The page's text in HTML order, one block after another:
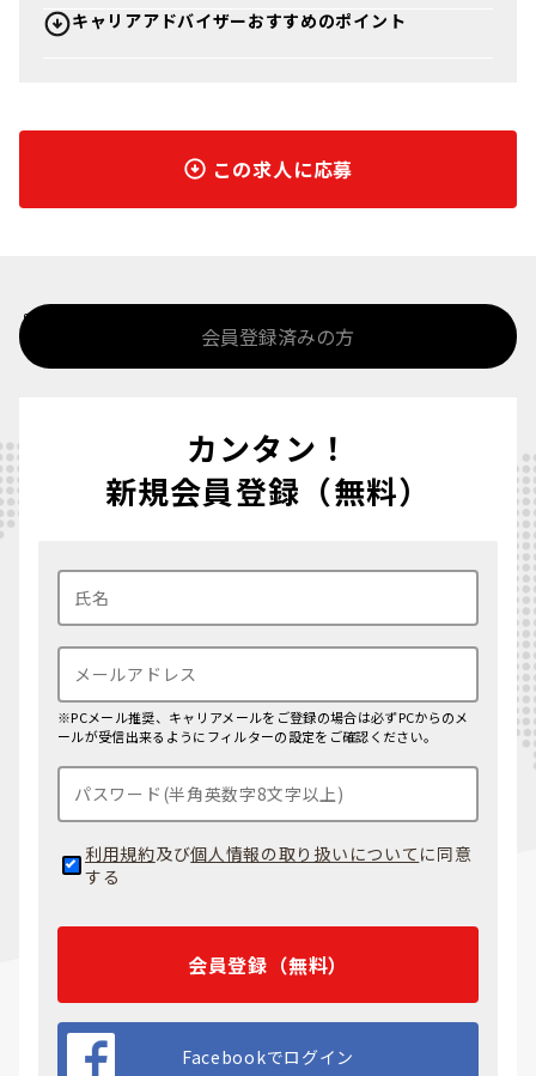
キャリアアドバイザーおすすめのポイント
この求人に応募
%>
会員登録済みの方
カンタン！
新規会員登録（無料）
※PCメール推奨、キャリアメールをご登録の場合は必ずPCからのメ
ールが受信出来るようにフィルターの設定をご確認ください。
利用規約及び個人情報の取り扱いについて に同意
する
会員登録（無料）
Facebookでログイン